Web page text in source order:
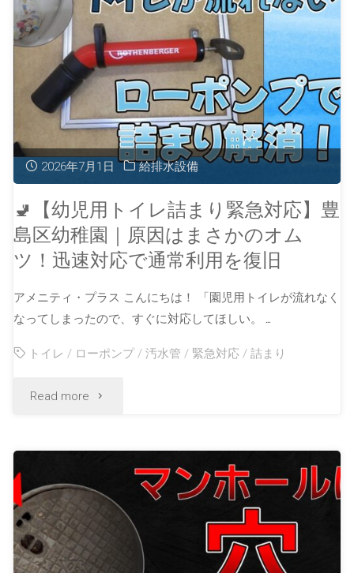
2026年7月1日 給排水設備
🚽【幼児用トイレ詰まり緊急対応】豊
島区幼稚園｜原因はまさかのオム
ツ！迅速対応で通常利用を復旧
アメニティ・プラス こんにちは！ 「園児用トイレが流れなく
なってしまったので、すぐに対応してほしい。 …
トイレ / ローポンプ/汚水管 / 緊急対応 /詰まり
Read more